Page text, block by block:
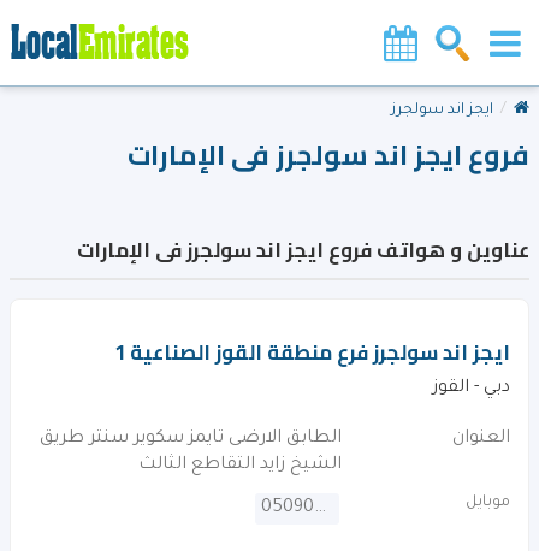
ايجز اند سولجرز
فروع ايجز اند سولجرز فى الإمارات
عناوين و هواتف فروع ايجز اند سولجرز فى الإمارات
ايجز اند سولجرز فرع منطقة القوز الصناعية 1
دبي - القوز
العنوان
الطابق الارضى تايمز سكوير سنتر طريق
الشيخ زايد التقاطع الثالث
موبايل 0509075796